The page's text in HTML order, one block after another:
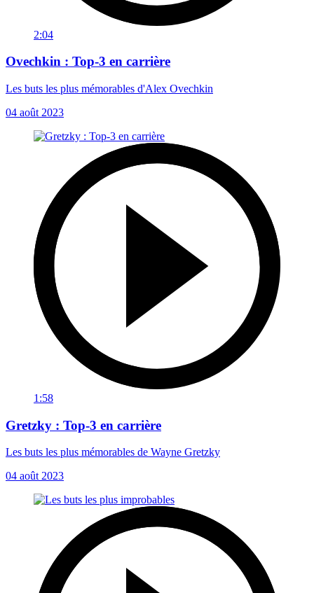
2:04
Ovechkin : Top-3 en carrière
Les buts les plus mémorables d'Alex Ovechkin
04 août 2023
1:58
Gretzky : Top-3 en carrière
Les buts les plus mémorables de Wayne Gretzky
04 août 2023